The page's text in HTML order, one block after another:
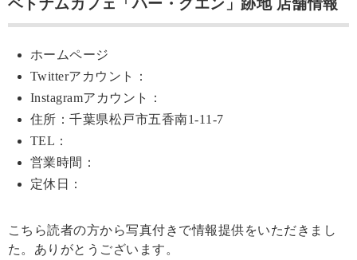
ベトナムカフェ「ハー・グエン」跡地 店舗情報
ホームページ
Twitterアカウント：
Instagramアカウント：
住所：千葉県松戸市五香南1-11-7
TEL：
営業時間：
定休日：
こちら読者の方から写真付きで情報提供をいただきまし
た。ありがとうございます。